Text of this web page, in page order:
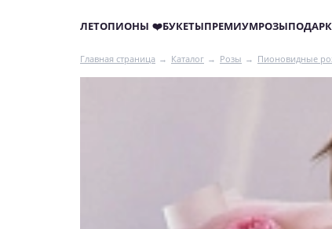
ЛЕТОПИОНЫ ❤️БУКЕТЫПРЕМИУМРОЗЫ
Главная страница Каталог Розы Пионовидные